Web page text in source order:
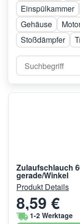
Einspülkammer
Gehäuse
Stoßdämpfer
Zulaufschlauch
gerade/Winkel
Produkt Details
8,59 €
1-2 Werktage